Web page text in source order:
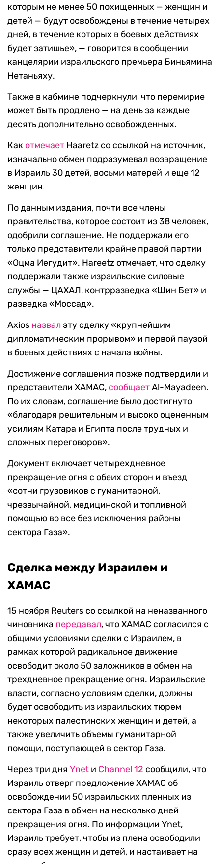
которым не менее 50 похищенных — женщин и
детей — будут освобождены в течение четырех
дней, в течение которых в боевых действиях
будет затишье», — говорится в сообщении
канцелярии израильского премьера Биньямина
Нетаньяху.
Также в кабмине подчеркнули, что перемирие
может быть продлено — на день за каждые
десять дополнительно освобожденных.
Как отмечает Haaretz со ссылкой на источник,
изначально обмен подразумевал возвращение
в Израиль 30 детей, восьми матерей и еще 12
женщин.
По данным издания, почти все члены
правительства, которое состоит из 38 человек,
одобрили соглашение. Не поддержали его
только представители крайне правой партии
«Оцма Иегудит». Hareetz отмечает, что сделку
поддержали также израильские силовые
службы — ЦАХАЛ, контрразведка «Шин Бет» и
разведка «Моссад».
Axios назвал эту сделку «крупнейшим
дипломатическим прорывом» и первой паузой
в боевых действиях с начала войны.
Достижение соглашения позже подтвердили и
представители ХАМАС, сообщаетAl-Mayadeen.
По их словам, соглашение было достигнуто
«благодаря решительным и высоко оцененным
усилиям Катара и Египта после трудных и
сложных переговоров».
Документ включает четырехдневное
прекращение огня с обеих сторон и въезд
«сотни грузовиков с гуманитарной,
чрезвычайной, медицинской и топливной
помощью во все без исключения районы
сектора Газа».
Сделка между Израилем и
ХАМАС
15 ноября Reuters со ссылкой на неназванного
чиновника передавал, что ХАМАС согласился с
общими условиями сделки с Израилем, в
рамках которой радикальное движение
освободит около 50 заложников в обмен на
трехдневное прекращение огня. Израильские
власти, согласно условиям сделки, должны
будет освободить из израильских тюрем
некоторых палестинских женщин и детей, а
также увеличить объемы гуманитарной
помощи, поступающей в сектор Газа.
Через три дня Ynet и Channel 12 сообщили, что
Израиль отверг предложение ХАМАС об
освобождении 50 израильских пленных из
сектора Газа в обмен на несколько дней
прекращения огня. По информации Ynet,
Израиль требует, чтобы из плена освободили
сразу всех женщин и детей, и настаивает на